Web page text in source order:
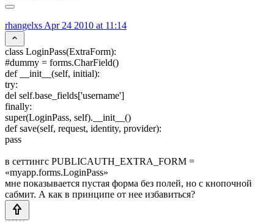
rhangelxs Apr 24 2010 at 11:14
class LoginPass(ExtraForm):
#dummy = forms.CharField()
def __init__(self, initial):
try:
del self.base_fields['username']
finally:
super(LoginPass, self).__init__()
def save(self, request, identity, provider):
pass
в сеттингс PUBLICAUTH_EXTRA_FORM =
«myapp.forms.LoginPass»
мне показывается пустая форма без полей, но с кнопочной
сабмит. А как в принципе от нее избавиться?